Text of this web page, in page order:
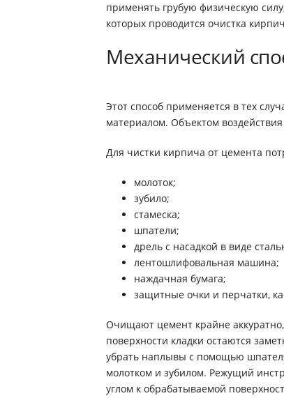
применять грубую физическую
которых проводится очистка
Механический
Этот способ применяется в тех
материалом. Объектом
Для чистки кирпича от цемента
молоток;
зубило;
стамеска;
шпатели;
дрель с насадкой в виде
лентошлифовальная машина;
наждачная бумага;
защитные очки и перчатки,
Очищают цемент крайне
поверхности кладки остаются
убрать наплывы с помощью
молотком и зубилом. Режущий
углом к обрабатываемой